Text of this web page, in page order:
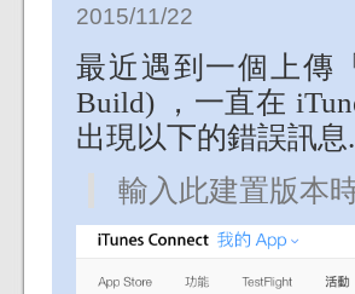
2015/11/22
最近遇到一個上傳「
Build) ，一直在
出現以下的錯誤訊息.
輸入此建置版本